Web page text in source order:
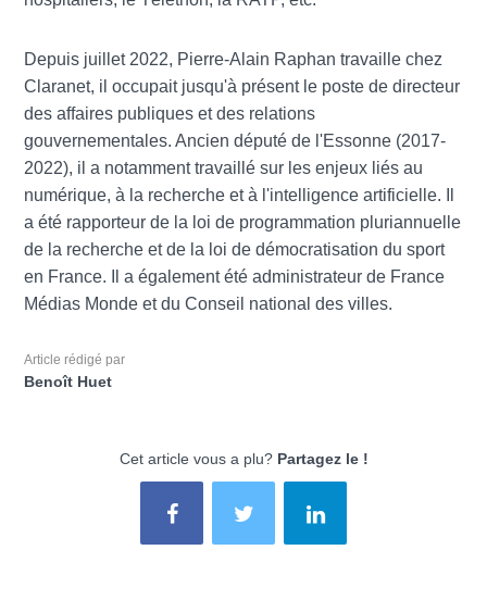
Depuis juillet 2022, Pierre-Alain Raphan travaille chez
Claranet, il occupait jusqu'à présent le poste de directeur
des affaires publiques et des relations
gouvernementales. Ancien député de l'Essonne (2017-
2022), il a notamment travaillé sur les enjeux liés au
numérique, à la recherche et à l'intelligence artificielle. Il
a été rapporteur de la loi de programmation pluriannuelle
de la recherche et de la loi de démocratisation du sport
en France. Il a également été administrateur de France
Médias Monde et du Conseil national des villes.
Article rédigé par
Benoît Huet
Cet article vous a plu? Partagez le !